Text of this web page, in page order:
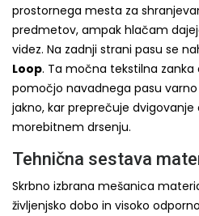
prostornega mesta za
predmetov, ampak hlačam
videz. Na zadnji strani pasu se
Loop. Ta močna tekstilna
pomočjo navadnega pasu
jakno, kar preprečuje
morebitnem drsenju.
Tehnična sestava
Skrbno izbrana mešanica
življenjsko dobo in visoko